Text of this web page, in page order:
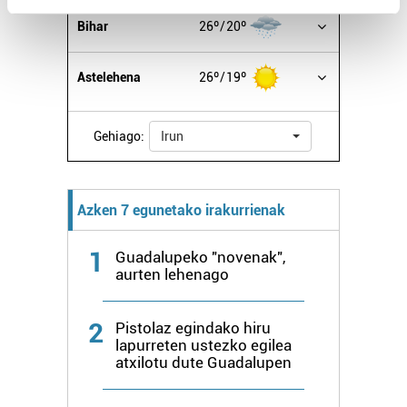
Find out more about how your personal data is processed
Guk eta gure bazkideek zure datu pertsonalak
prozesatzen ditugu, zure IP zenbakia, besteak beste,
teknologia erabiliz, cookieak adibidez, iragarki eta eduki
pertsonalizatuak eskaintzeko, iragarkiak eta edukia
erabiltzen dituen hauta dezakezu.
Bazkide batzuek ez dizute baimenik eskatzen, eta beren
interes komertzial legitimoetan babesten dira. Ikusi gure
bazkideen zerrenda, beren ustez zein helburutarako
duten interes legitimoa eta horren aurka nola egin
dezakezun ikusteko.
Lortu zure datu pertsonalak prozesatzeko moduari
Bihar 26º 20º
Astelehena 26º 19º
Gehiago: Irun
Azken 7 egunetako irakurrienak
1
Guadalupeko "novenak",
aurten lehenago
2
Pistolaz egindako hiru
lapurreten ustezko egilea
atxilotu dute Guadalupen